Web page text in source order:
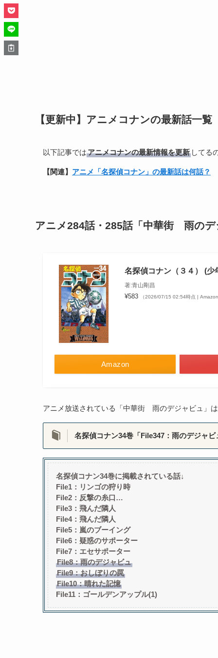
【更新中】アニメコナンの最新話一覧
以下記事ではアニメコナンの最新情報を更新 してる
【関連】 アニメ「名探偵コナン」の最新話は何話？
アニメ284話・285話「中華街 雨のデ
名探偵コナン（３４） (少
著:青山剛昌
¥583 （2026/07/15 02:54時点 | Amazon
Amazon
アニメ放送されている「中華街 雨のデジャビュ」
名探偵コナン34巻「File347：雨のデジャ
名探偵コナン34巻に掲載されている話↓
File1：リンゴの狩り時
File2：反撃の糸口…
File3：飛んだ隣人
File4：飛んだ隣人
File5：嵐のブーイング
File6：疑惑のサポーター
File7：エセサポーター
File8：雨のデジャビュ
File9：おしぼりの罠
File10：晴れた記憶
File11：ゴールデンアップル(1)